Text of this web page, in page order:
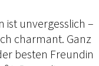
ist unvergesslich –
charmant. Ganz
besten Freundin